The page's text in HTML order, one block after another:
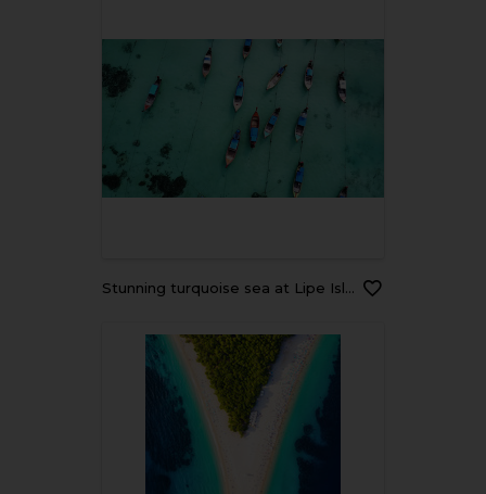
Stunning turquoise sea at Lipe Island in Thailand , aerial view